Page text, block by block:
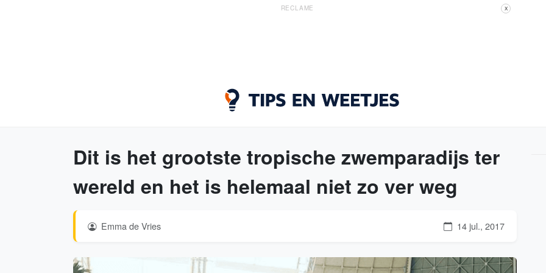
RECLAME X
Dit is het grootste tropische zwemparadijs ter
wereld en het is helemaal niet zo ver weg
Emma de Vries 14 jul., 2017